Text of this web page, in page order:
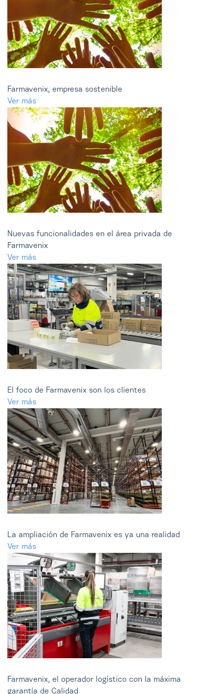
Farmavenix, empresa sostenible
Ver más
Nuevas funcionalidades en el área privada de
Farmavenix
Ver más
El foco de Farmavenix son los clientes
Ver más
La ampliación de Farmavenix es ya una realidad
Ver más
Farmavenix, el operador logístico con la máxima
garantía de Calidad